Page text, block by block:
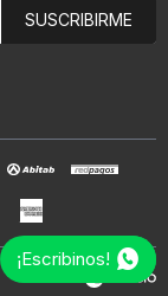
SUSCRIBIRME
¡Escribinos!